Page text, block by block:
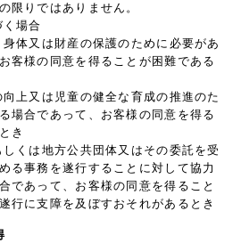
限りではありません。
く場合
身体又は財産の保護のために必要があ
客様の同意を得ることが困難である
向上又は児童の健全な育成の推進のた
場合であって、お客様の同意を得る
き
しくは地方公共団体又はその委託を受
る事務を遂行することに対して協力
であって、お客様の同意を得ること
行に支障を及ぼすおそれがあるとき